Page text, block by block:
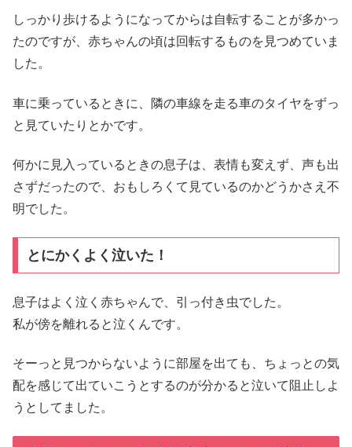
しっかり歩けるようになってからは自転することが多かっ
たのですが、赤ちゃんの頃は回転するものを見つめていま
した。
車に乗っているときに、隣の車線を走る車のタイヤをずっ
と見ていたりとかです。
何かに見入っているときの息子は、表情も変えず、声も出
さずだったので、おもしろくて見ているのかどうかさえ不
明でした。
とにかくよく泣いた！
息子はよく泣く赤ちゃんで、引っ付き虫でした。
私が傍を離れると泣くんです。
そーっと見つからないように部屋を出ても、ちょっとの気
配を感じて出ていこうとするのが分かると泣いて阻止しよ
うとしてました。